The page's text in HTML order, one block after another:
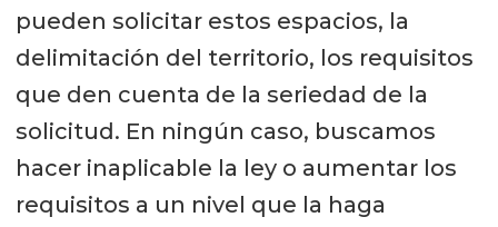
pueden solicitar estos espacios, la
delimitación del territorio, los requisitos
que den cuenta de la seriedad de la
solicitud. En ningún caso, buscamos
hacer inaplicable la ley o aumentar los
requisitos a un nivel que la haga